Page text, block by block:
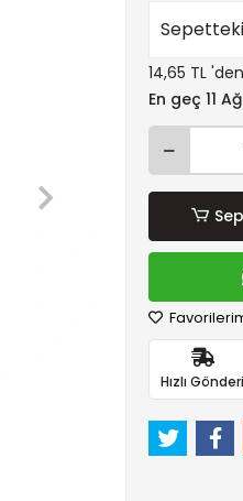
14,65 TL
En geç 11
Hızlı Gönderi